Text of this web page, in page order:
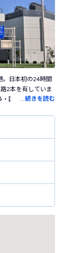
。日本初の24時間
2本を有していま
・国内有数の利用
います。また、
ミュージアムなど
。そのため飛行
日々賑わっていま
…続きを読む